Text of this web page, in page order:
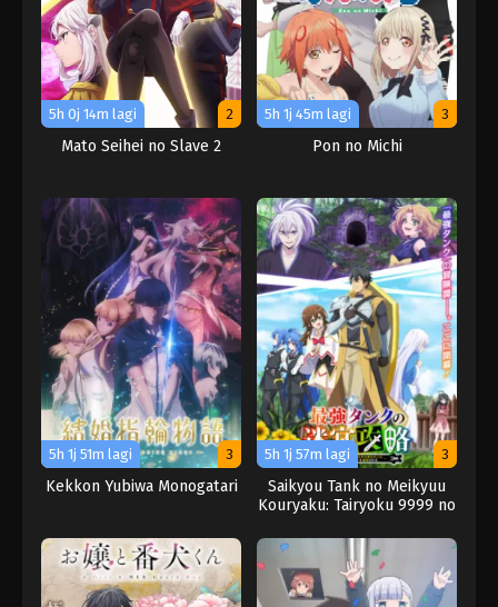
5h 0j 14m lagi 2
Mato Seihei no Slave 2
5h 1j 45m lagi 3
Pon no Michi
5h 1j 51m lagi 3
Kekkon Yubiwa Monogatari
5h 1j 57m lagi 3
Saikyou Tank no Meikyuu
Kouryaku: Tairyoku 9999 no
Yuusha Party wo Tsuihou
sareru